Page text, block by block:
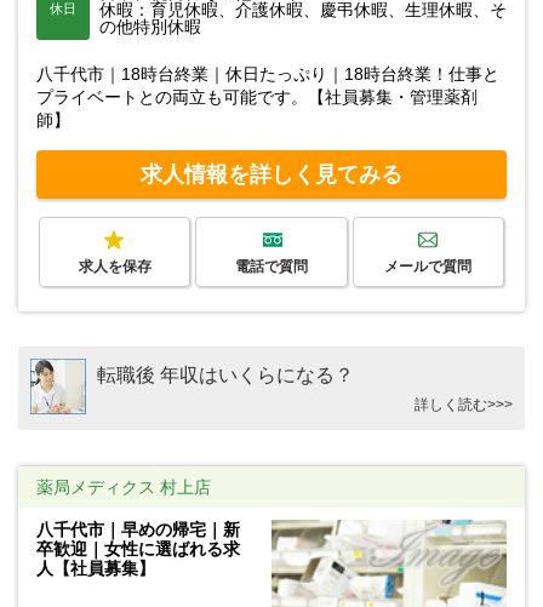
休日
休暇：育児休暇、介護休暇、慶弔休暇、生理休暇、そ
の他特別休暇
八千代市｜18時台終業｜休日たっぷり｜18時台終業！仕事と
プライベートとの両立も可能です。【社員募集・管理薬剤
師】
求人情報を詳しく見てみる
求人を保存 電話で質問 メールで質問
転職後 年収はいくらになる？
詳しく読む>>>
薬局メディクス 村上店
八千代市｜早めの帰宅｜新
卒歓迎｜女性に選ばれる求
人【社員募集】